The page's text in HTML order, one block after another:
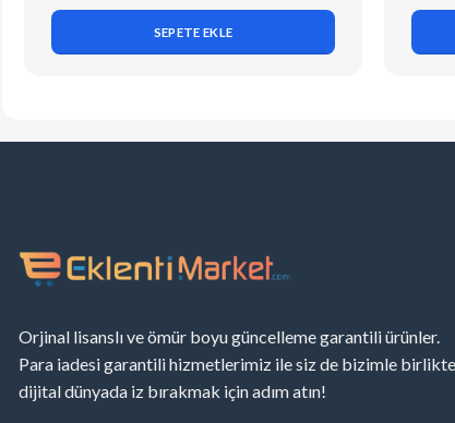
SEPETE EKLE
Orjinal lisanslı ve ömür boyu güncelleme garantili ürünler.
Para iadesi garantili hizmetlerimiz ile siz de bizimle birlikte
dijital dünyada iz bırakmak için adım atın!